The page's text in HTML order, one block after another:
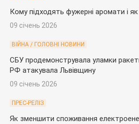
Кому підходять фужерні аромати і
09 січень 2026
ВІЙНА / ГОЛОВНІ НОВИНИ
СБУ продемонструвала уламки
РФ атакувала Львівщину
09 січень 2026
ПРЕС-РЕЛІЗ
Як зменшити споживання